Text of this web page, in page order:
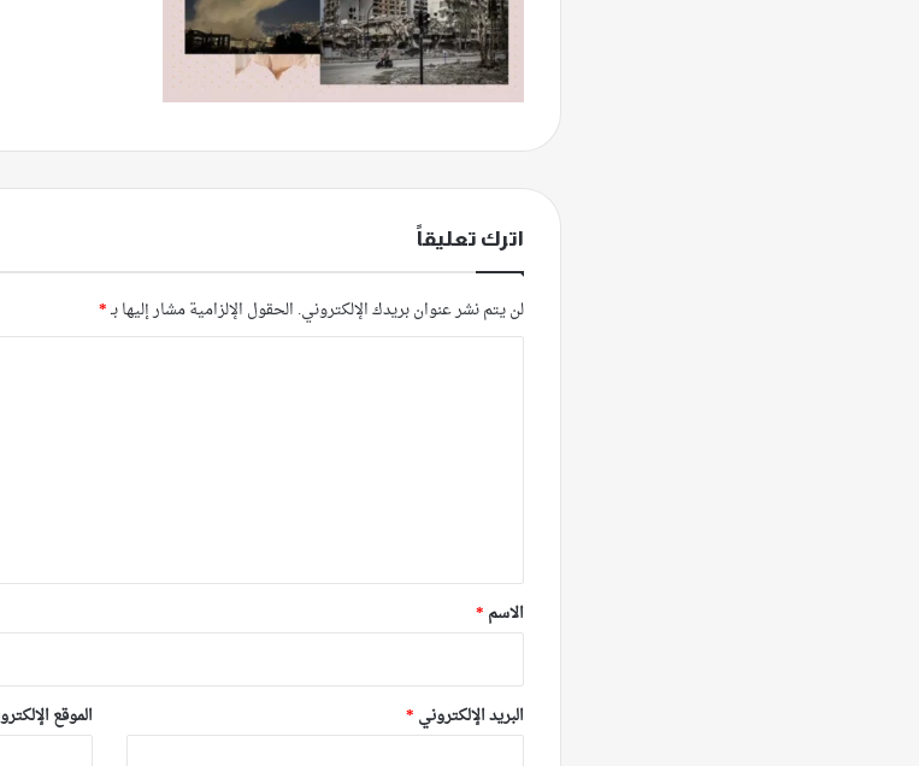
اترك تعليقاً
لن يتم نشر عنوان بريدك الإلكتروني. الحقول الإلزامية مشار إليها بـ*
*
الاسم *
البريد الإلكتروني * الموقع